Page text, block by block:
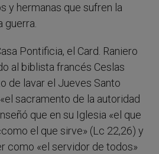
y hermanas que sufren la
guerra.
Pontificia, el Card. Raniero
al biblista francés Ceslas
de lavar el Jueves Santo
sacramento de la autoridad
que en su Iglesia «el que
el que sirve» (Lc 22,26) y
como «el servidor de todos»